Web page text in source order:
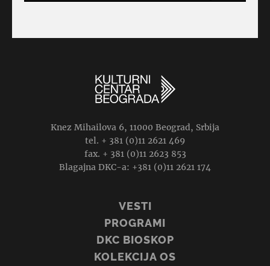
Knez Mihailova 6, 11000 Beograd, Srbija
tel. + 381 (0)11 2621 469
fax. + 381 (0)11 2623 853
Blagajna DKC-a: +381 (0)11 2621 174
VESTI
PROGRAMI
DKC BIOSKOP
KOLEKCIJA OS